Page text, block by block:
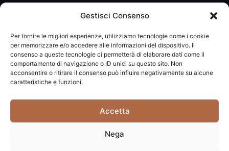
Gestisci Consenso
Per fornire le migliori esperienze, utilizziamo tecnologie come i cookie
per memorizzare e/o accedere alle informazioni del dispositivo. Il
consenso a queste tecnologie ci permetterà di elaborare dati come il
comportamento di navigazione o ID unici su questo sito. Non
acconsentire o ritirare il consenso può influire negativamente su alcune
caratteristiche e funzioni.
Accetta
Nega
protezione delle persone fisiche con riguardo al trattamento dei dati
personali (per brevità GDPR 2016/679).
Clicca per leggere le
informazioni.
ISCRIVITI ALLA NEWSLETTER
Carpediem di Traversa Monia | P.IVA: 03415840408 | REA: